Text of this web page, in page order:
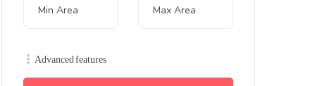
Advanced features